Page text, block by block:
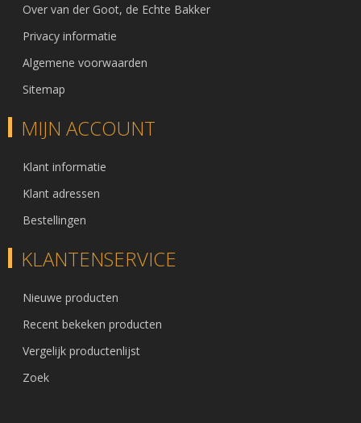
Over van der Goot, de Echte Bakker
Privacy informatie
Algemene voorwaarden
Sitemap
MIJN ACCOUNT
Klant informatie
Klant adressen
Bestellingen
KLANTENSERVICE
Nieuwe producten
Recent bekeken producten
Vergelijk productenlijst
Zoek